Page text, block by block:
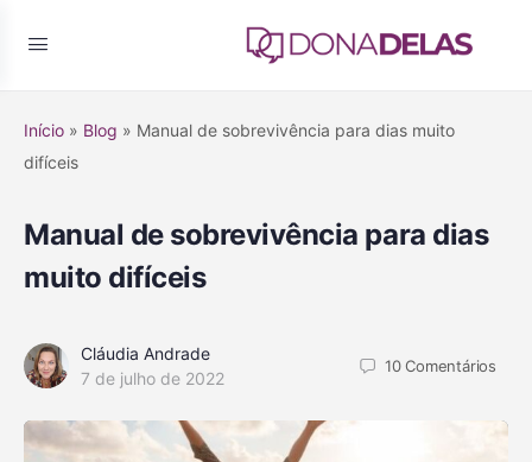
Início » Blog » Manual de sobrevivência para dias muito
difíceis
Manual de sobrevivência para dias
muito difíceis
Cláudia Andrade
7 de julho de 2022
10Comentários